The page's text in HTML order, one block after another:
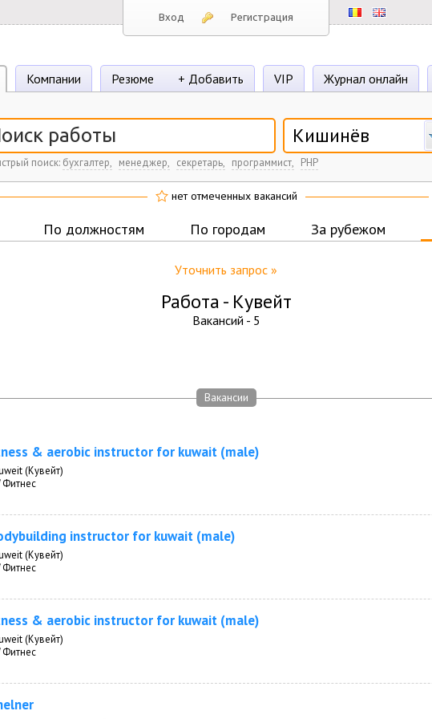
Вход Регистрация
Компании Резюме + Добавить VIP Журнал онлайн
Кишинёв
поиск: бухгалтер, менеджер, секретарь, программист, PHP
нет отмеченных вакансий
По должностям По городам За рубежом
Уточнить запрос »
Работа - Кувейт
Вакансий - 5
Вакансии
& aerobic instructor for kuwait (male)
(Кувейт)
Фитнес
instructor for kuwait (male)
(Кувейт)
Фитнес
& aerobic instructor for kuwait (male)
(Кувейт)
Фитнес